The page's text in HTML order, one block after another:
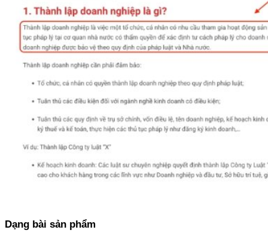
Dạng bài sản phẩm